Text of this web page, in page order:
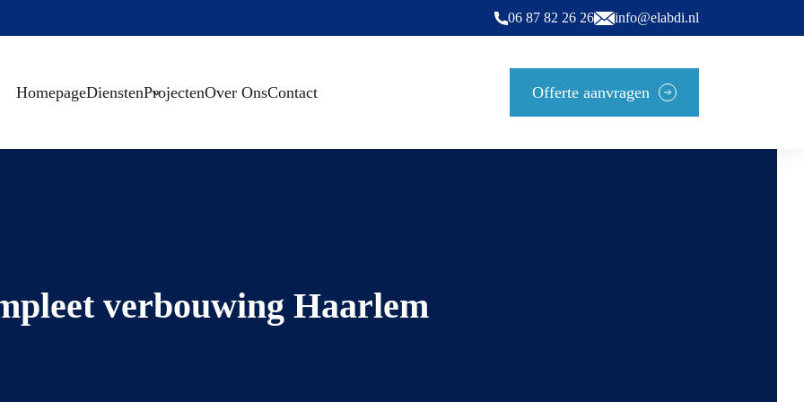
06 87 82 26 26 info@elabdi.nl
HomepageDienstenProjectenOver OnsContact Offerte aanvragen
verbouwing Haarlem